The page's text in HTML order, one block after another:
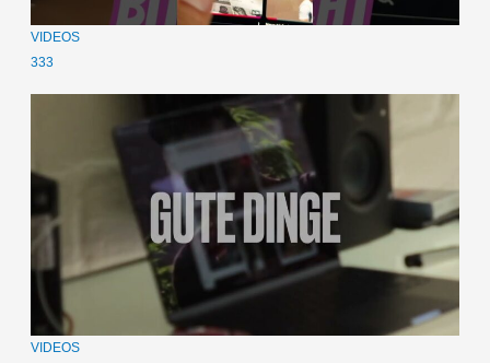
VIDEOS
333
VIDEOS